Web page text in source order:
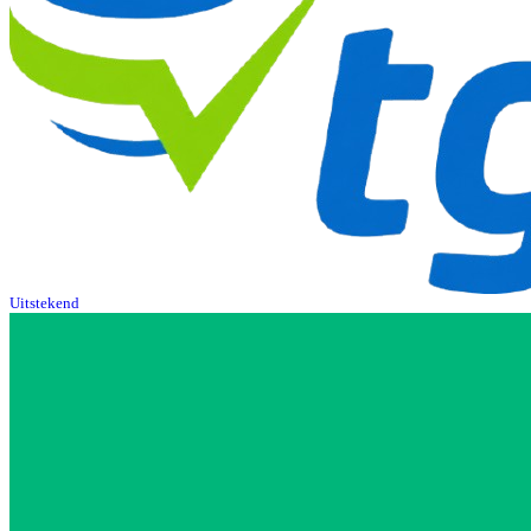
Uitstekend